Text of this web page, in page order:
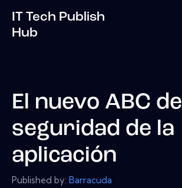
IT Tech Publish
Hub
El nuevo ABC de
seguridad de la
aplicación
Published by: Barracuda